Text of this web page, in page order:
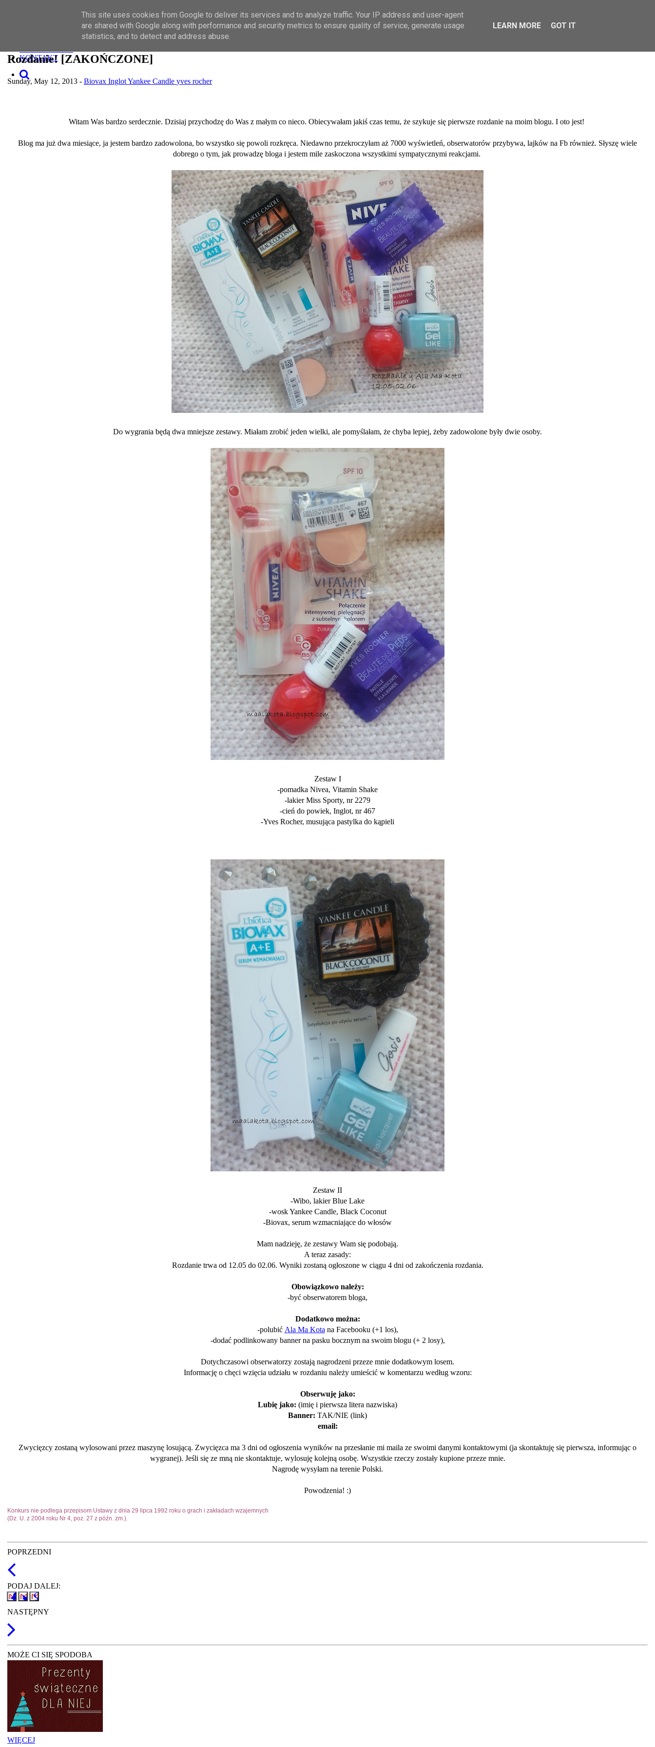
KONTAKT
SZUKAJ
Rozdanie! [ZAKOŃCZONE]
Sunday, May 12, 2013 - Biovax InglotYankee Candle yves rocher
Witam Was bardzo serdecznie. Dzisiaj przychodzę do Was z małym co nieco. Obiecywałam jakiś czas temu, że szykuje się pierwsze rozdanie na moim blogu. I oto jest!
Blog ma już dwa miesiące, ja jestem bardzo zadowolona, bo wszystko się powoli rozkręca. Niedawno przekroczyłam aż 7000 wyświetleń, obserwatorów przybywa, lajków na Fb również. Słyszę wiele
dobrego o tym, jak prowadzę bloga i jestem mile zaskoczona wszystkimi sympatycznymi reakcjami.
Do wygrania będą dwa mniejsze zestawy. Miałam zrobić jeden wielki, ale pomyślałam, że chyba lepiej, żeby zadowolone były dwie osoby.
Zestaw I
-pomadka Nivea, Vitamin Shake
-lakier Miss Sporty, nr 2279
-cień do powiek, Inglot, nr 467
-Yves Rocher, musująca pastylka do kąpieli
Zestaw II
-Wibo, lakier Blue Lake
-wosk Yankee Candle, Black Coconut
-Biovax, serum wzmacniające do włosów
Mam nadzieję, że zestawy Wam się podobają.
A teraz zasady:
Rozdanie trwa od 12.05 do 02.06. Wyniki zostaną ogłoszone w ciągu 4 dni od zakończenia rozdania.
Obowiązkowo należy:
-być obserwatorem bloga,
Dodatkowo można:
-polubić Ala Ma Kota na Facebooku (+1 los),
-dodać podlinkowany banner na pasku bocznym na swoim blogu (+ 2 losy),
Dotychczasowi obserwatorzy zostają nagrodzeni przeze mnie dodatkowym losem.
Informację o chęci wzięcia udziału w rozdaniu należy umieścić w komentarzu według wzoru:
Obserwuję jako:
Lubię jako: (imię i pierwsza litera nazwiska)
Banner: TAK/NIE (link)
email:
Zwycięzcy zostaną wylosowani przez maszynę losującą. Zwycięzca ma 3 dni od ogłoszenia wyników na przesłanie mi maila ze swoimi danymi kontaktowymi (ja skontaktuję się pierwsza, informując o
wygranej). Jeśli się ze mną nie skontaktuje, wylosuję kolejną osobę. Wszystkie rzeczy zostały kupione przeze mnie.
Nagrodę wysyłam na terenie Polski.
Powodzenia! :)
Konkurs nie podlega przepisom Ustawy z dnia 29 lipca 1992 roku o grach i zakładach wzajemnych
(Dz. U. z 2004 roku Nr 4, poz. 27 z późn. zm.).
POPRZEDNI
PODAJ DALEJ:
NASTĘPNY
MOŻE CI SIĘ SPODOBA
WIĘCEJ
This site uses cookies from Google to deliver its services and to analyze traffic. Your IP address and user-agent
are shared with Google along with performance and security metrics to ensure quality of service, generate usage
statistics, and to detect and address abuse.
LEARN MORE GOT IT